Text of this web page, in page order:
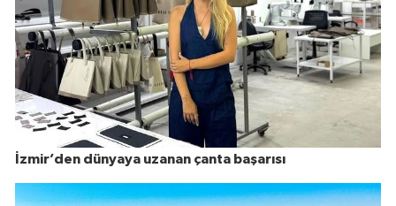
İzmir’den dünyaya uzanan çanta başarısı